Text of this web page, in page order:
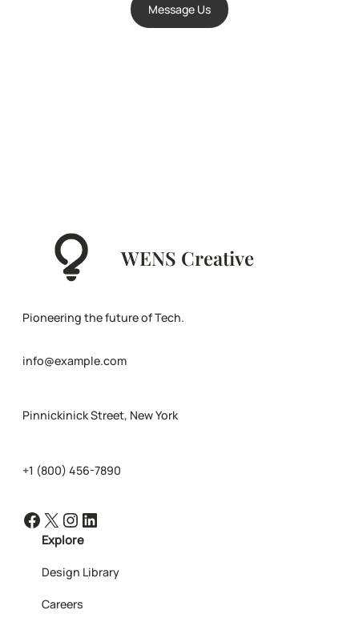
Message Us
WENS Creative
Pioneering the future of Tech.
info@example.com
Pinnickinick Street, New York
+1 (800) 456-7890
Facebook X Instagram LinkedIn
Explore
Design Library
Careers